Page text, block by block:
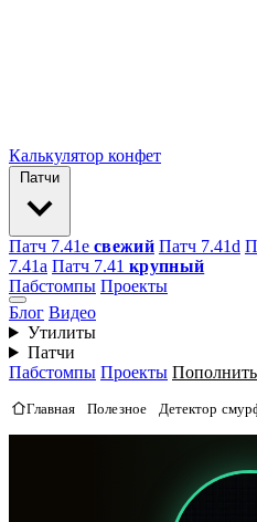
Калькулятор конфет
Патчи
Патч 7.41e свежий Патч 7.41d
7.41а Патч 7.41 крупный
Пабстомпы Проекты
Блог Видео
Утилиты
Патчи
Пабстомпы Проекты
Главная Полезное Детектор